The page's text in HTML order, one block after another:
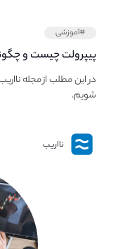
#آموزشی
پیپر‌ولت چیست و
PaperWallet
در این مطلب از مجله
شویم.
نااریب